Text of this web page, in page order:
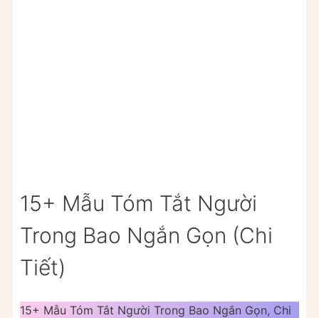
15+ Mẫu Tóm Tắt Người
Trong Bao Ngắn Gọn (Chi
Tiết)
15+ Mẫu Tóm Tắt Người Trong Bao Ngắn Gọn, Chi